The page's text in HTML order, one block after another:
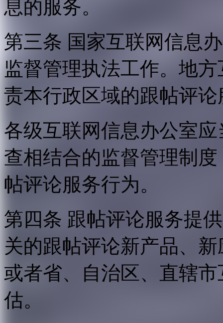
息的服务。
第三条 国家互联网信息
监督管理执法工作。地
责本行政区域的跟帖评
各级互联网信息办公室
查相结合的监督管理制
帖评论服务行为。
第四条 跟帖评论服务提
关的跟帖评论新产品、
或者省、自治区、直辖
估。